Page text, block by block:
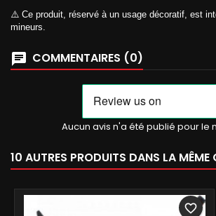
⚠️ Ce produit, réservé à un usage décoratif, est
mineurs.
COMMENTAIRES (0)
Aucun avis n'a été publié pour le
10 AUTRES PRODUITS DANS LA MÊME
favorite_border